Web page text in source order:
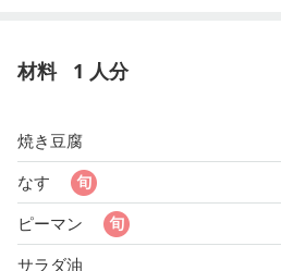
材料 1 人分
焼き豆腐
なす
ピーマン
サラダ油